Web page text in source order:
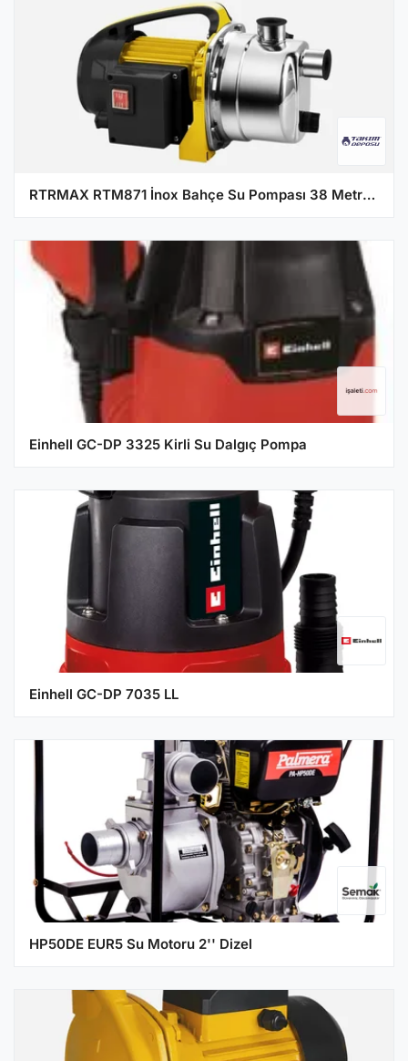
RTRMAX RTM871 İnox Bahçe Su Pompası 38 Metre 800W
Einhell GC-DP 3325 Kirli Su Dalgıç Pompa
Einhell GC-DP 7035 LL
HP50DE EUR5 Su Motoru 2'' Dizel